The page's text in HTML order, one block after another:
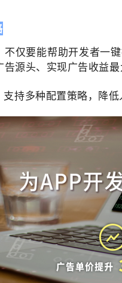
仅要能帮助开发者一
源头、实现广告收益最
持多种配置策略，降